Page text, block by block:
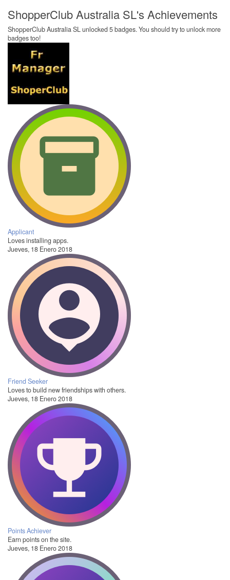
ShopperClub Australia SL's Achievements
ShopperClub Australia SL unlocked 5 badges. You should try to unlock more
badges too!
Applicant
Loves installing apps.
Jueves, 18 Enero 2018
Friend Seeker
Loves to build new friendships with others.
Jueves, 18 Enero 2018
Points Achiever
Earn points on the site.
Jueves, 18 Enero 2018